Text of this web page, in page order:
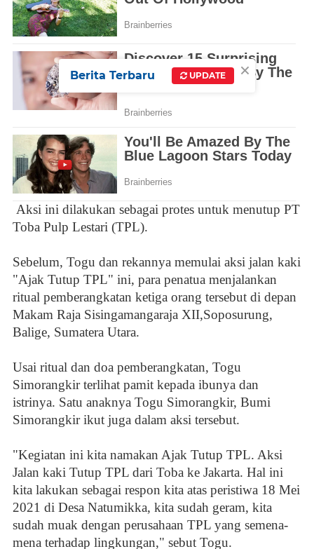
Aksi ini dilakukan sebagai protes untuk menutup PT
Toba Pulp Lestari (TPL).
Sebelum, Togu dan rekannya memulai aksi jalan kaki
"Ajak Tutup TPL" ini, para penatua menjalankan
ritual pemberangkatan ketiga orang tersebut di depan
Makam Raja Sisingamangaraja XII,Soposurung,
Balige, Sumatera Utara.
Usai ritual dan doa pemberangkatan, Togu
Simorangkir terlihat pamit kepada ibunya dan
istrinya. Satu anaknya Togu Simorangkir, Bumi
Simorangkir ikut juga dalam aksi tersebut.
"Kegiatan ini kita namakan Ajak Tutup TPL. Aksi
Jalan kaki Tutup TPL dari Toba ke Jakarta. Hal ini
kita lakukan sebagai respon kita atas peristiwa 18 Mei
2021 di Desa Natumikka, kita sudah geram, kita
sudah muak dengan perusahaan TPL yang semena-
mena terhadap lingkungan," sebut Togu.
×
Berita Terbaru UPDATE